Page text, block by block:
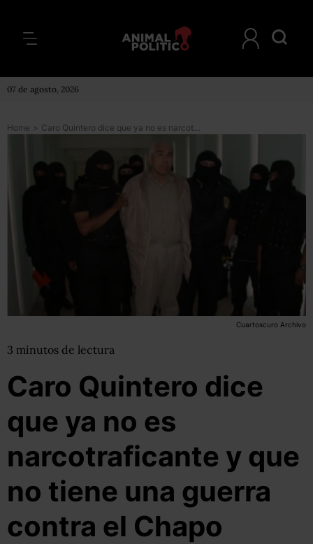
07 de agosto, 2026
Home > Caro Quintero dice que ya no es narcotraficante y que no tiene una guerra contra el Chapo
Cuartoscuro Archivo
3 minutos de lectura
Caro Quintero dice
que ya no es
narcotraficante y que
no tiene una guerra
contra el Chapo